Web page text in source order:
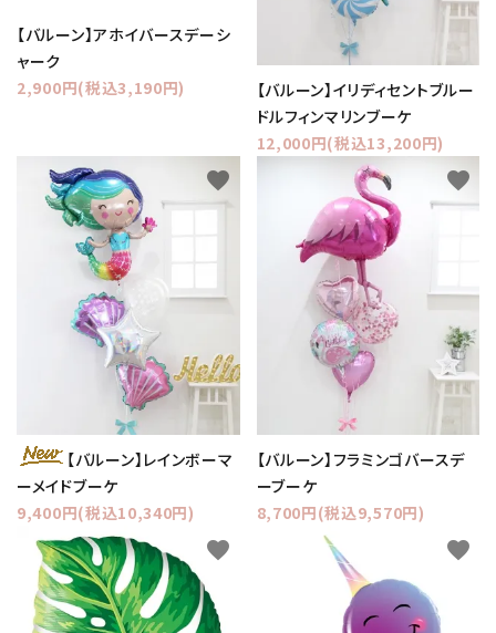
【バルーン】アホイバースデーシ
ャーク
2,900円(税込3,190円)
【バルーン】イリディセントブルー
ドルフィンマリンブーケ
12,000円(税込13,200円)
【バルーン】レインボーマ
ーメイドブーケ
9,400円(税込10,340円)
favorite
【バルーン】フラミンゴバースデ
ーブーケ
8,700円(税込9,570円)
favorite
favorite favorite